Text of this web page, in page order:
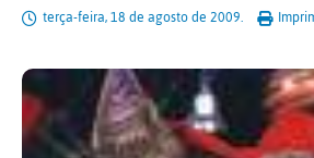
terça-feira, 18 de agosto de 2009.